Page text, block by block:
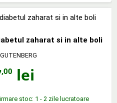
zaharat si in alte boli
,00 lei
stoc: 1 - 2 zile lucratoare